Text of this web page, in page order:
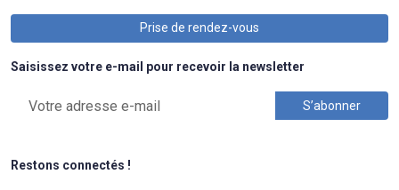
Prise de rendez-vous
Saisissez votre e-mail pour recevoir la newsletter
Restons connectés !